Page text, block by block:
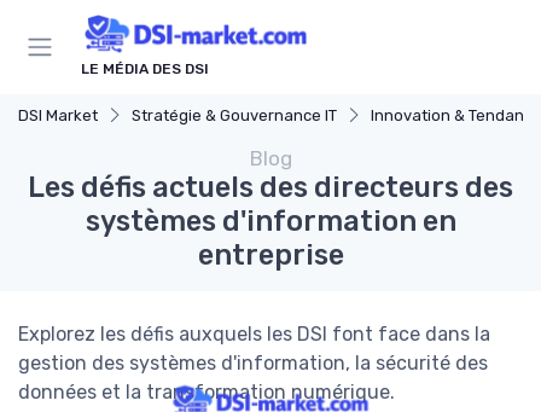
LE MÉDIA DES DSI
DSI Market Stratégie & Gouvernance IT Innovation &
Blog
Les défis actuels des directeurs des
systèmes d'information en
entreprise
Explorez les défis auxquels les DSI font face dans la
gestion des systèmes d'information, la sécurité des
données et la transformation numérique.
Panneau de gestion des cookies